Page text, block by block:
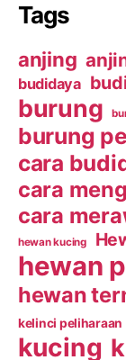
Tags
anjing
budidaya
burung
burung
cara
cara
cara
hewan kucing
hewan
hewan
kelinci peliharaan
kucing